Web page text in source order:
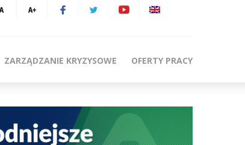
ZARZĄDZANIE KRYZYSOWE OFERTY PRACY